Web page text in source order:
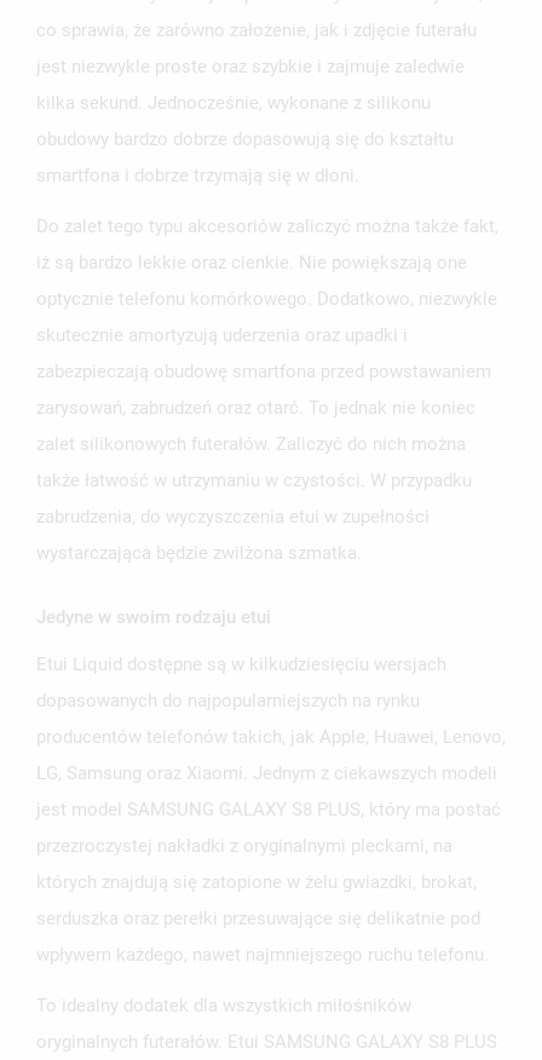
co sprawia, że zarówno założenie, jak i zdjęcie futerału
jest niezwykle proste oraz szybkie i zajmuje zaledwie
kilka sekund. Jednocześnie, wykonane z silikonu
obudowy bardzo dobrze dopasowują się do kształtu
smartfona i dobrze trzymają się w dłoni.
Do zalet tego typu akcesoriów zaliczyć można także fakt,
iż są bardzo lekkie oraz cienkie. Nie powiększają one
optycznie telefonu komórkowego. Dodatkowo, niezwykle
skutecznie amortyzują uderzenia oraz upadki i
zabezpieczają obudowę smartfona przed powstawaniem
zarysowań, zabrudzeń oraz otarć. To jednak nie koniec
zalet silikonowych futerałów. Zaliczyć do nich można
także łatwość w utrzymaniu w czystości. W przypadku
zabrudzenia, do wyczyszczenia etui w zupełności
wystarczająca będzie zwilżona szmatka.
Jedyne w swoim rodzaju etui
Etui Liquid dostępne są w kilkudziesięciu wersjach
dopasowanych do najpopularniejszych na rynku
producentów telefonów takich, jak Apple, Huawei, Lenovo,
LG, Samsung oraz Xiaomi. Jednym z ciekawszych modeli
jest model SAMSUNG GALAXY S8 PLUS, który ma postać
przezroczystej nakładki z oryginalnymi pleckami, na
których znajdują się zatopione w żelu gwiazdki, brokat,
serduszka oraz perełki przesuwające się delikatnie pod
wpływem każdego, nawet najmniejszego ruchu telefonu.
To idealny dodatek dla wszystkich miłośników
oryginalnych futerałów. Etui SAMSUNG GALAXY S8 PLUS
MOJE LISTY ŻYCZEŃ
add_circle_outline UTWÓRZ NOWĄ LISTĘ
UTWÓRZ LISTĘ ŻYCZEŃ
NAZWA LISTY ŻYCZEŃ
ANULUJ UTWÓRZ LISTĘ ŻYCZEŃ
ZALOGUJ SIĘ
MUSISZ BYĆ ZALOGOWANY BY ZAPISAĆ PRODUKTY NA
SWOJEJ LIŚCIE ŻYCZEŃ.
ANULUJ ZALOGUJ SIĘ